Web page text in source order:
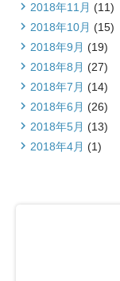
2018年11月 (11)
2018年10月 (15)
2018年9月 (19)
2018年8月 (27)
2018年7月 (14)
2018年6月 (26)
2018年5月 (13)
2018年4月 (1)